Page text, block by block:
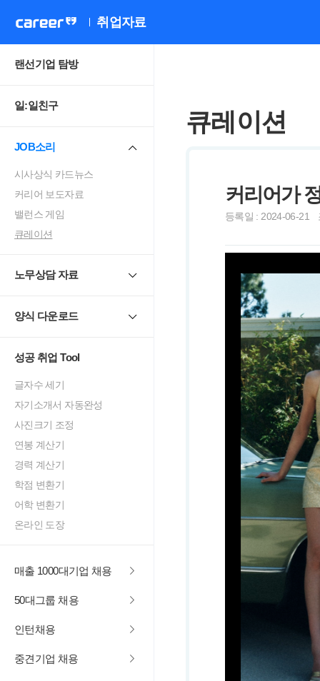
취업자료
랜선기업 탐방
일:일친구
JOB소리
시사상식 카드뉴스
커리어 보도자료
밸런스 게임
큐레이션
노무상담 자료
양식 다운로드
성공 취업 Tool
글자수 세기
자기소개서 자동완성
사진크기 조정
연봉 계산기
경력 계산기
학점 변환기
어학 변환기
온라인 도장
매출 1000대기업 채용
50대그룹 채용
인턴채용
중견기업 채용
큐레이션
커리어가
등록일 : 2024-06-21